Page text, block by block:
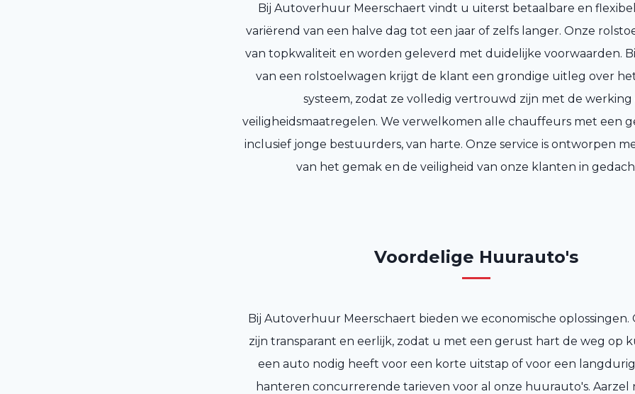
Bij Autoverhuur Meerschaert vindt u uiterst betaalbare en
variërend van een halve dag tot een jaar of zelfs langer. Onze
van topkwaliteit en worden geleverd met duidelijke voorwaarden.
van een rolstoelwagen krijgt de klant een grondige uitleg over
systeem, zodat ze volledig vertrouwd zijn met de werking
veiligheidsmaatregelen. We verwelkomen alle chauffeurs met een
inclusief jonge bestuurders, van harte. Onze service is ontworpen
van het gemak en de veiligheid van onze klanten in
Voordelige Huurauto's
Bij Autoverhuur Meerschaert bieden we economische oplossingen.
zijn transparant en eerlijk, zodat u met een gerust hart de weg op
een auto nodig heeft voor een korte uitstap of voor een
hanteren concurrerende tarieven voor al onze huurauto's. Aarzel